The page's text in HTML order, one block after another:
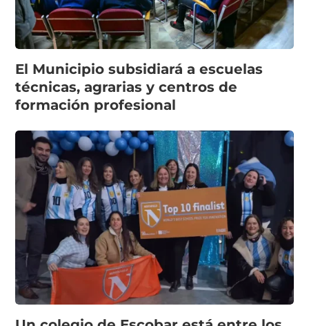
El Municipio subsidiará a escuelas
técnicas, agrarias y centros de
formación profesional